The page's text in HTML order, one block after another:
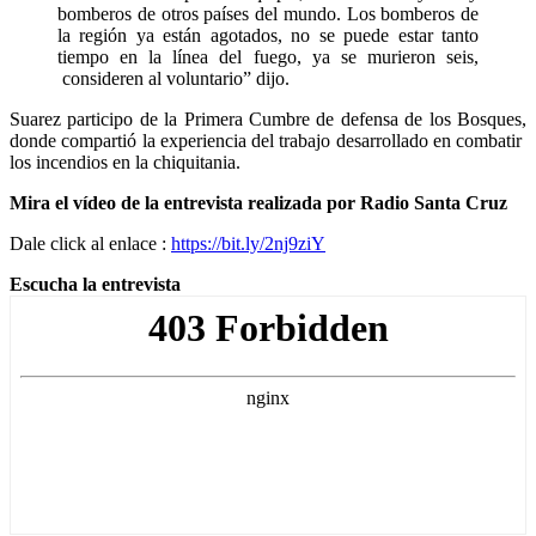
bomberos de otros países del mundo. Los bomberos de
la región ya están agotados, no se puede estar tanto
tiempo en la línea del fuego, ya se murieron seis,
consideren al voluntario” dijo.
Suarez participo de la Primera Cumbre de defensa de los Bosques,
donde compartió la experiencia del trabajo desarrollado en combatir
los incendios en la chiquitania.
Mira el vídeo de la entrevista realizada por Radio Santa Cruz
Dale click al enlace : https://bit.ly/2nj9ziY
Escucha la entrevista